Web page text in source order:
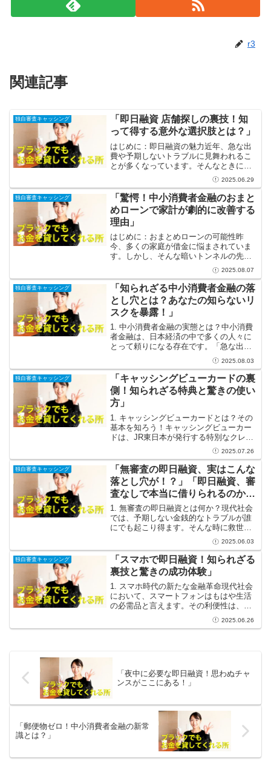
r3
関連記事
独自審査キャッシング
「即日融資 店舗探しの裏技！知
って得する意外な選択肢とは？」
はじめに：即日融資の魅力近年、急な出
費や予期しないトラブルに見舞われるこ
とが多くなっています。そんなときに頼
りになるのが「即日融資」です。申請か
らわずか数時間で融資を受けられるた
め、まるで魔法のような存在です。生活
の中で予想外の支出に直面し...
2025.06.29
独自審査キャッシング
「驚愕！中小消費者金融のおまと
めローンで家計が劇的に改善する
理由」
はじめに：おまとめローンの可能性昨
今、多くの家庭が借金に悩まされていま
す。しかし、そんな暗いトンネルの先に
は希望の光が待っています。それが「お
まとめローン」です。この金融商品は、
中小の消費者金融が提供しており、借金
を一つにまとめることで、家...
2025.08.07
独自審査キャッシング
「知られざる中小消費者金融の落
とし穴とは？あなたの知らないリ
スクを暴露！」
1. 中小消費者金融の実態とは？中小消費
者金融は、日本経済の中で多くの人々に
とって頼りになる存在です。「急な出費
が必要になったけれど、どうしよう？」
というときに、身近な資金調達の手段と
して利用されることが多いのです。生活
費の不足や、さまざま...
2025.08.03
独自審査キャッシング
「キャッシングビューカードの裏
側！知られざる特典と驚きの使い
方」
1. キャッシングビューカードとは？その
基本を知ろう！キャッシングビューカー
ドは、JR東日本が発行する特別なクレジ
ットカードです。このカードの最大の魅
力は、鉄道利用者にとっての特典が豊富
に用意されていること。鉄道旅行を頻繁
に楽しむ方々には、...
2025.07.26
独自審査キャッシング
「無審査の即日融資、実はこんな
落とし穴が！？」「即日融資、審
査なしで本当に借りられるのか検
証！」
1. 無審査の即日融資とは何か？現代社会
では、予期しない金銭的なトラブルが誰
にでも起こり得ます。そんな時に救世主
となるのが「無審査の即日融資」です。
このサービスは、申込者が審査を通さず
に必要な資金を迅速に手に入れることが
できるため、特に急な...
2025.06.03
独自審査キャッシング
「スマホで即日融資！知られざる
裏技と驚きの成功体験」
1. スマホ時代の新たな金融革命現代社会
において、スマートフォンはもはや生活
の必需品と言えます。その利便性は、私
たちの日常生活を一変させました。特に
金融分野においては、従来の煩わしい手
2025.06.26
「夜中に必要な即日融資！思わぬチャ
ンスがここにある！」
「郵便物ゼロ！中小消費者金融の新常
識とは？」